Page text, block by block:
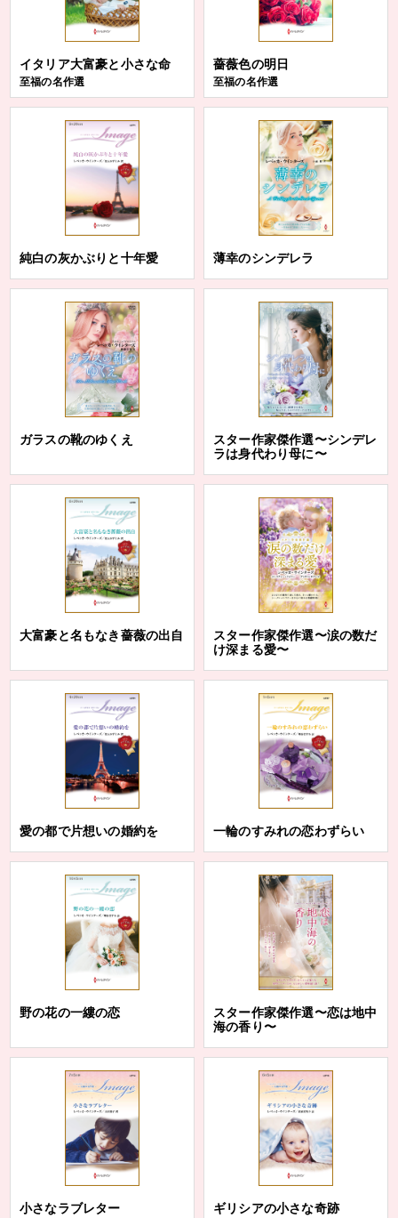
イタリア大富豪と小さな命
至福の名作選
薔薇色の明日
至福の名作選
純白の灰かぶりと十年愛 薄幸のシンデレラ
ガラスの靴のゆくえ
スター作家傑作選〜シンデレ
ラは身代わり母に〜
大富豪と名もなき薔薇の出自
スター作家傑作選〜涙の数だ
け深まる愛〜
愛の都で片想いの婚約を 一輪のすみれの恋わずらい
野の花の一縷の恋
スター作家傑作選〜恋は地中
海の香り〜
小さなラブレター ギリシアの小さな奇跡